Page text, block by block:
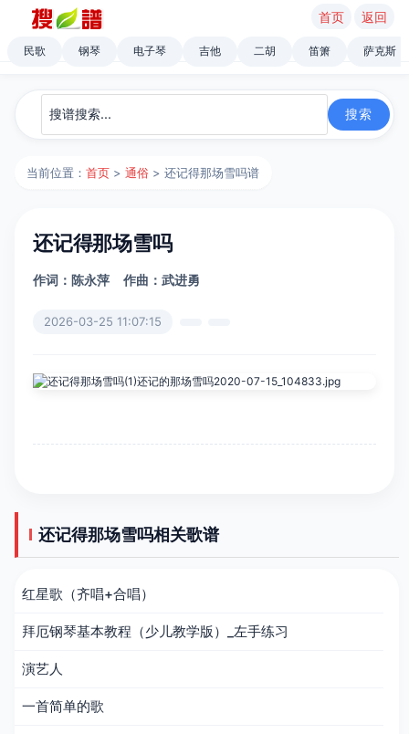
首页 返回
民歌 钢琴 电子琴 吉他 二胡 笛箫 萨克斯
当前位置：首页 >通俗 > 还记得那场雪吗谱
还记得那场雪吗
作词：陈永萍 作曲：武进勇
2026-03-25 11:07:15
还记得那场雪吗相关歌谱
红星歌（齐唱+合唱）
拜厄钢琴基本教程（少儿教学版）_左手练习
演艺人
一首简单的歌